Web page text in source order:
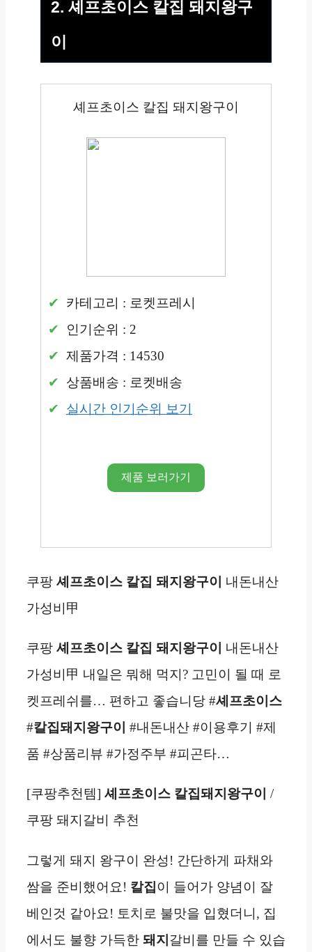
2. 셰프초이스 칼집 돼지왕구
이
셰프초이스 칼집 돼지왕구이
카테고리 : 로켓프레시
인기순위 : 2
제품가격 : 14530
상품배송 : 로켓배송
실시간 인기순위 보기
제품 보러가기
쿠팡 셰프초이스 칼집 돼지왕구이
내돈내산
가성비甲
쿠팡 셰프초이스 칼집 돼지왕구이
내돈내산
가성비甲 내일은 뭐해 먹지? 고민이 될 때 로
켓프레쉬를… 편하고 좋습니당 #셰프초이스
#칼집돼지왕구이 #내돈내산 #이용후기 #제
품 #상품리뷰 #가정주부 #피곤타…
[쿠팡추천템] 셰프초이스 칼집돼지왕구이 /
쿠팡 돼지갈비 추천
그렇게 돼지 왕구이 완성! 간단하게 파채와
쌈을 준비했어요! 칼집이 들어가 양념이 잘
베인것 같아요! 토치로 불맛을 입혔더니, 집
에서도 불향 가득한 돼지 갈비를 만들 수 있습